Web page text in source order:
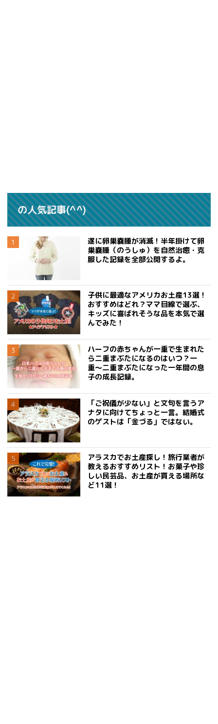
の人気記事(^^)
遂に卵巣嚢腫が消滅！半年掛けて卵
巣嚢腫（のうしゅ）を自然治癒・克
服した記録を全部公開するよ。
子供に最適なアメリカお土産13選！
おすすめはどれ？ママ目線で選ぶ、
キッズに喜ばれそうな品を本気で選
んでみた！
ハーフの赤ちゃんが一重で生まれた
ら二重まぶたになるのはいつ？一
重〜二重まぶたになった一年間の息
子の成長記録。
「ご祝儀が少ない」と文句を言うア
ナタに向けてちょっと一言。結婚式
のゲストは「金づる」ではない。
アラスカでお土産探し！旅行業者が
教えるおすすめリスト！お菓子や珍
しい民芸品、お土産が買える場所な
ど11選！